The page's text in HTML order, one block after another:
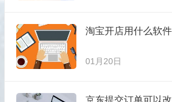
淘宝开店用什么软
01月20日